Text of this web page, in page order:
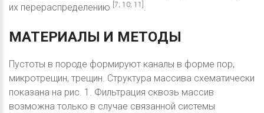
их перераспределению [7; 10; 11] .
МАТЕРИАЛЫ И МЕТОДЫ
Пустоты в породе формируют каналы в форме пор,
микротрещин, трещин. Структура массива схематически
показана на рис. 1. Фильтрация сквозь массив
возможна только в случае связанной системы